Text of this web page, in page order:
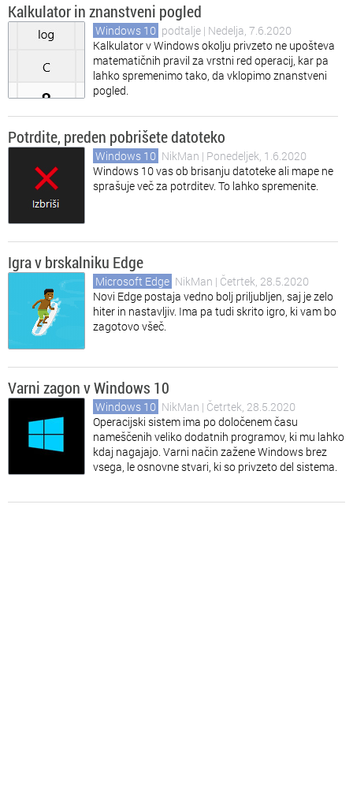
Kalkulator in znanstveni pogled
Windows 10 podtalje | Nedelja, 7.6.2020
Kalkulator v Windows okolju privzeto ne upošteva
matematičnih pravil za vrstni red operacij, kar pa
lahko spremenimo tako, da vklopimo znanstveni
pogled.
Potrdite, preden pobrišete datoteko
Windows 10 NikMan | Ponedeljek, 1.6.2020
Windows 10 vas ob brisanju datoteke ali mape ne
sprašuje več za potrditev. To lahko spremenite.
Igra v brskalniku Edge
Microsoft Edge NikMan | Četrtek, 28.5.2020
Novi Edge postaja vedno bolj priljubljen, saj je zelo
hiter in nastavljiv. Ima pa tudi skrito igro, ki vam bo
zagotovo všeč.
Varni zagon v Windows 10
Windows 10 NikMan | Četrtek, 28.5.2020
Operacijski sistem ima po določenem času
nameščenih veliko dodatnih programov, ki mu lahko
kdaj nagajajo. Varni način zažene Windows brez
vsega, le osnovne stvari, ki so privzeto del sistema.